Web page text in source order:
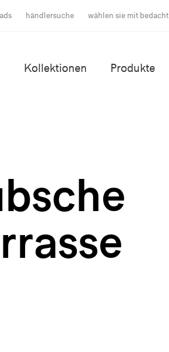
händlersuche wählen sie mit bedacht
Kollektionen Produkte